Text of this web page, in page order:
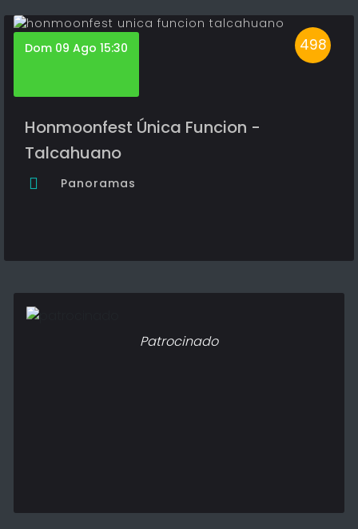
498
Dom 09 Ago 15:30
Honmoonfest Única Funcion -
Talcahuano
Panoramas
Patrocinado